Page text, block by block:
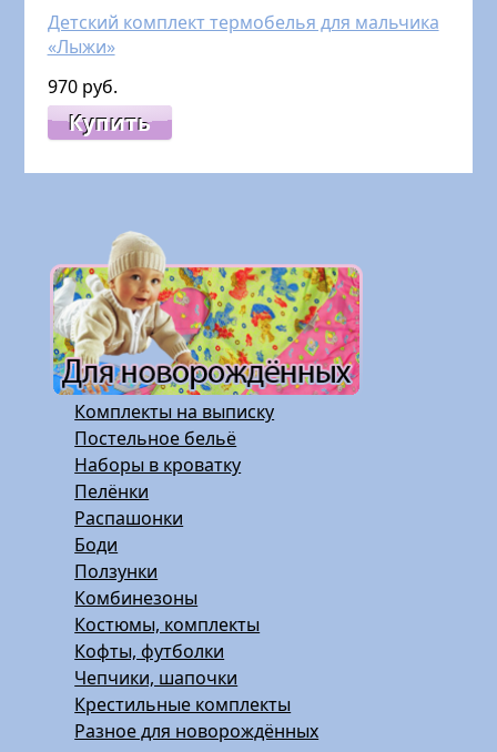
Детский комплект термобелья для мальчика
«Лыжи»
970 руб.
Купить
Комплекты на выписку
Постельное бельё
Наборы в кроватку
Пелёнки
Распашонки
Боди
Ползунки
Комбинезоны
Костюмы, комплекты
Кофты, футболки
Чепчики, шапочки
Крестильные комплекты
Разное для новорождённых